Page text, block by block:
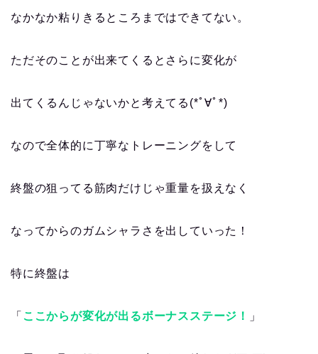
なかなか粘りきるところまではできてない。
ただそのことが出来てくるとさらに変化が
出てくるんじゃないかと考えてる(*ﾟ∀ﾟ*)
なので全体的に丁寧なトレーニングをして
終盤の狙ってる筋肉だけじゃ重量を扱えなく
なってからのガムシャラさを出していった！
特に終盤は
「 ここからが変化が出るボーナスステージ！ 」